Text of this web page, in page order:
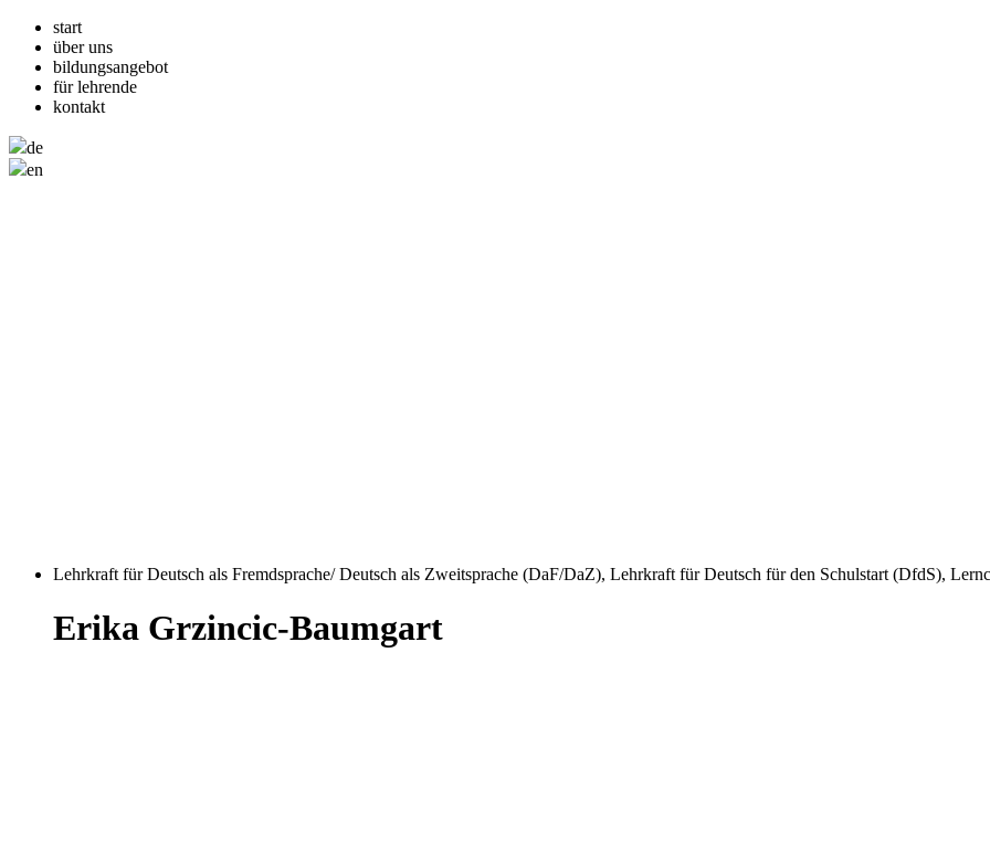
start
über uns
bildungsangebot
für lehrende
kontakt
de
en
Lehrkraft für Deutsch als Fremdsprache/ Deutsch als Zweitsprache (DaF/DaZ), Lehrkraft für Deutsch für den Schulstart (DfdS),
Erika Grzincic-Baumgart